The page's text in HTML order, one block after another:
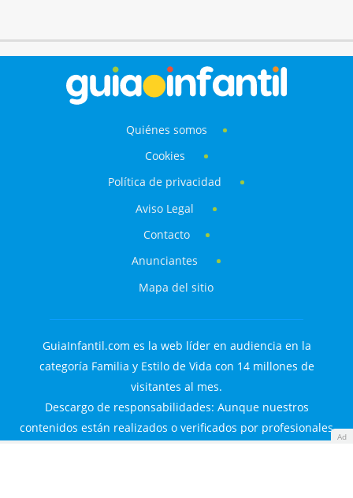
Ad
Quiénes somos
Cookies
Política de privacidad
Aviso Legal
Contacto
Anunciantes
Mapa del sitio
GuiaInfantil.com es la web líder en audiencia en la
categoría Familia y Estilo de Vida con 14 millones de
visitantes al mes.
Descargo de responsabilidades: Aunque nuestros
contenidos están realizados o verificados por profesionales